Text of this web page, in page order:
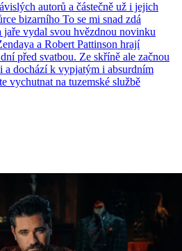
autorů a částečně už i jejich
bizarního To se mi snad zdá
vydal svou hvězdnou novinku
a Robert Pattinson hrají
před svatbou. Ze skříně ale začnou
a dochází k vypjatým i absurdním
vychutnat na tuzemské službě